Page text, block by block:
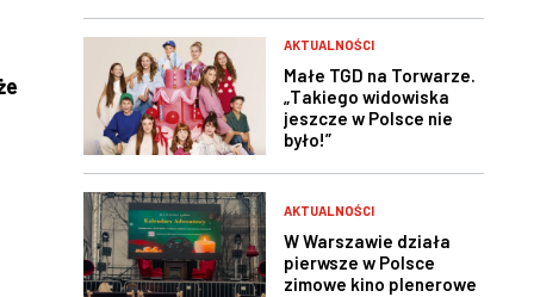
AKTUALNOŚCI
Małe TGD na Torwarze.
„Takiego widowiska
jeszcze w Polsce nie
było!”
AKTUALNOŚCI
W Warszawie działa
pierwsze w Polsce
zimowe kino plenerowe